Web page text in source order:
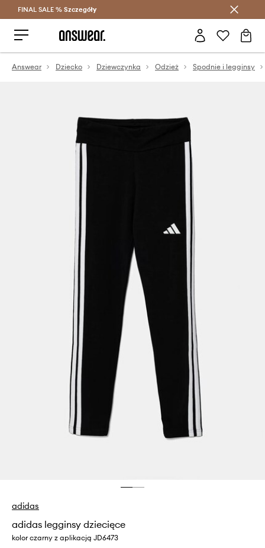
Oszczędzaj z Answear Club >
FINAL SALE % Szczegóły
Answear Dziecko Dziewczynka Odzież Spodnie i legginsy
adidas
adidas legginsy dziecięce
kolor czarny z aplikacją JD6473